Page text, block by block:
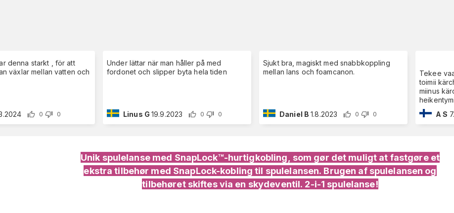
denna starkt , för att
växlar mellan vatten och
0 0
Under lättar när man håller på med
fordonet och slipper byta hela tiden
Linus G 19.9.2023 0 0
Sjukt bra, magiskt med snabbkoppling
mellan lans och foamcanon.
Daniel B 1.8.2023 0 0
Tekee
toimii
miinus
A S
Unik spulelanse med SnapLock™-hurtigkobling, som gør det muligt at fastgøre et
ekstra tilbehør med SnapLock-kobling til spulelansen. Brugen af spulelansen og
tilbehøret skiftes via en skydeventil. 2-i-1 spulelanse!